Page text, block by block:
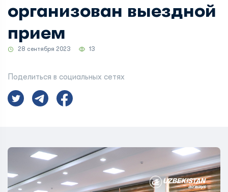
организован выездной
прием
28 сентября 2023 13
Поделиться в социальных сетях